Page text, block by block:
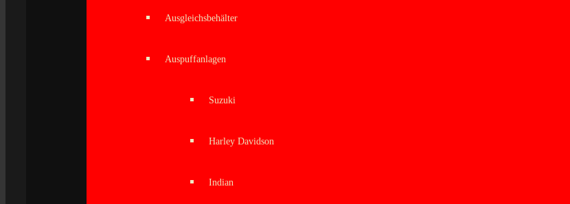
Ausgleichsbehälter
Auspuffanlagen
Suzuki
Harley Davidson
Indian